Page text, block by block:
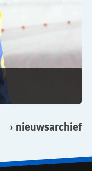
nieuwsarchief